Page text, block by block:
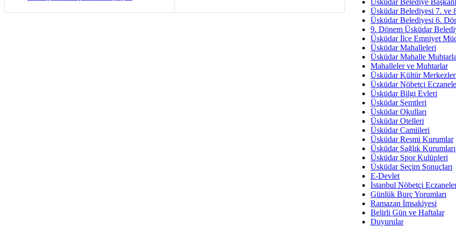
İmar Sorunlarının Genel
Arakan
Bayramın
Ruhsal
Üsküdar
Üsküdar Belediye
Üsküdar Belediyesi 7. ve
Üsküdar Belediyesi 6.
9. Dönem Üsküdar
Üsküdar İlçe Emniyet
Üsküdar Mahalleleri
Üsküdar Mahalle
Mahalleler ve Muhtarlar
Üsküdar Kültür
Üsküdar Nöbetçi
Üsküdar Bilgi Evleri
Üsküdar Semtleri
Üsküdar Okulları
Üsküdar Otelleri
Üsküdar Camiileri
Üsküdar Resmi Kurumlar
Üsküdar Sağlık Kurumları
Üsküdar Spor Kulüpleri
Üsküdar Seçim Sonuçları
E-Devlet
İstanbul Nöbetçi
Günlük Burç Yorumları
Ramazan İmsakiyesi
Belirli Gün ve Haftalar
Duyurular